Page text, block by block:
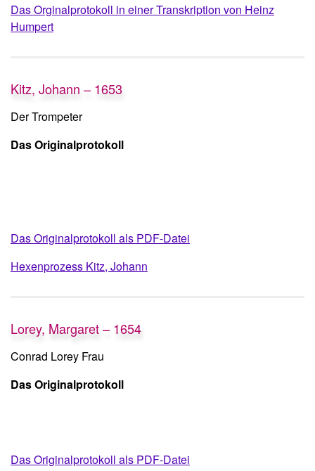
Das Orginalprotokoll in einer Transkription von Heinz
Humpert
Kitz, Johann – 1653
Der Trompeter
Das Originalprotokoll
Das Originalprotokoll als PDF-Datei
Hexenprozess Kitz, Johann
Lorey, Margaret – 1654
Conrad Lorey Frau
Das Originalprotokoll
Das Originalprotokoll als PDF-Datei